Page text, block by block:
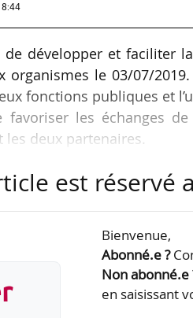
développer et faciliter
organismes le 03/07/2019.
fonctions publiques et
les échanges
les deux partenaires.
existantes,
est réservé
Bienvenue,
Abonné.e ?
Non abonné.e
en saisissant